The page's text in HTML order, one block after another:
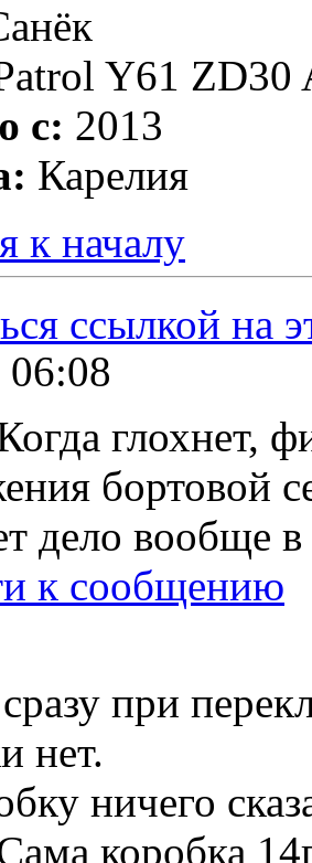
Y61 ZD30
с: 2013
Карелия
к началу
06:08
глохнет,
бортовой
дело вообще
к сообщению
сразу при
нет.
ничего
коробка